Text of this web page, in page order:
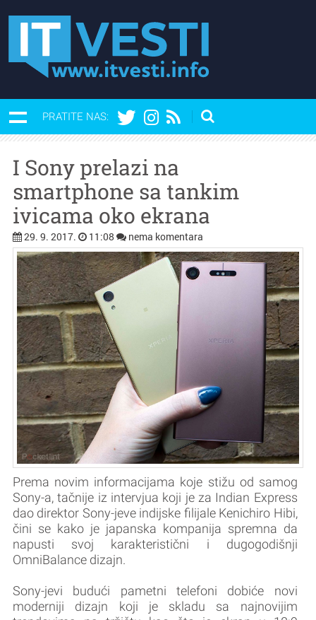
PRATITE NAS:
I Sony prelazi na
smartphone sa tankim
ivicama oko ekrana
29. 9. 2017. 11:08 nema komentara
Prema novim informacijama koje stižu od samog
Sony-a, tačnije iz intervjua koji je za Indian Express
dao direktor Sony-jeve indijske filijale Kenichiro Hibi,
čini se kako je japanska kompanija spremna da
napusti svoj karakteristični i dugogodišnji
OmniBalance dizajn.
Sony-jevi budući pametni telefoni dobiće novi
moderniji dizajn koji je skladu sa najnovijim